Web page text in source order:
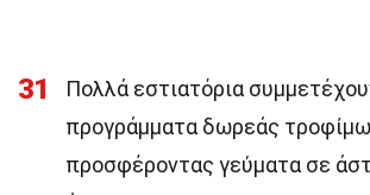
31
Πολλά εστιατόρια
προγράμματα δωρεάς
προσφέροντας γεύματα σε